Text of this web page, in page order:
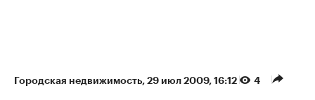
Городская недвижимость⁠, 29 июл 2009, 16:12 4